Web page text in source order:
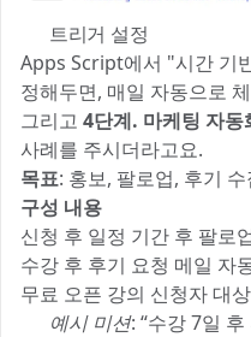
⏰ 트리거 설정
Apps Script에서 "시간 기
정해두면, 매일 자동으로
그리고 4단계. 마케팅 자동
사례를 주시더라고요.
목표: 홍보, 팔로업, 후기
구성 내용
신청 후 일정 기간 후 팔로
수강 후 후기 요청 메일 자
무료 오픈 강의 신청자 대
예시 미션: “수강 7일